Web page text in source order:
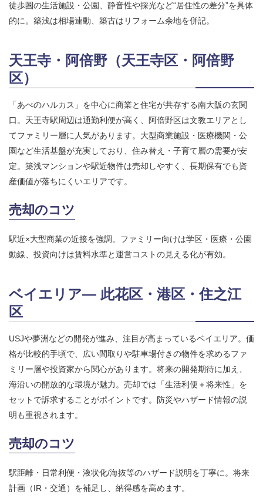
徒歩圏の生活施設・公園、静音性や採光など“居住性の差分”を具体
的に。築浅は相場連動、築古はリフォーム余地を併記。
天王寺・阿倍野（天王寺区・阿倍野
区）
「あべのハルカス」を中心に商業と住宅が共存する南大阪の玄関
口。天王寺駅周辺は通勤利便が高く、阿倍野区は文教エリアとし
てファミリー層に人気があります。大型商業施設・医療機関・公
園など生活基盤が充実しており、住み替え・子育て層の需要が安
定。築浅マンションや駅近物件は売却しやすく、長期保有でも資
産価値が落ちにくいエリアです。
売却のコツ
駅近×大型商業の近接を強調。ファミリー向けは学区・医療・公園
動線、投資向けは賃料水準と運営コストの見える化が有効。
ベイエリア― 此花区・港区・住之江
区
USJや夢洲などの開発が進み、注目が高まっているベイエリア。価
格が比較的手頃で、広い間取りや駐車場付きの物件を求めるファ
ミリー層や投資家から関心があります。将来の開発期待に加え、
海沿いの開放的な環境が魅力。売却では「生活利便＋将来性」を
セットで訴求することがポイントです。防災やハザード情報の説
明も重視されます。
売却のコツ
駅距離・日常利便・液状化/海抜等のハザード説明を丁寧に。将来
計画（IR・交通）を補足し、納得感を高めます。